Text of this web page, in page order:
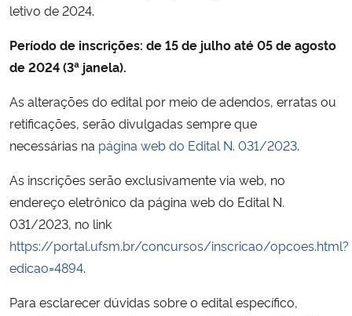
Ministério de Minas e Energia
Ministério da Ciência, Tecnologia, Inovações e Comunicações
Ministério do Meio Ambiente
Ministério do Turismo
Ministério do Desenvolvimento Regional
Controladoria-Geral da União
Ministério da Mulher, da Família e dos Direitos Humanos
Secretaria-Geral
letivo de 2024.
Período de inscrições: de 15 de julho até 05 de agosto
de 2024 (3ª janela).
As alterações do edital por meio de adendos, erratas ou
retificações, serão divulgadas sempre que
necessárias na página web do Edital N. 031/2023.
As inscrições serão exclusivamente via web, no
endereço eletrônico da página web do Edital N.
031/2023, no link
https://portal.ufsm.br/concursos/inscricao/opcoes.html?
edicao=4894.
Para esclarecer dúvidas sobre o edital específico,